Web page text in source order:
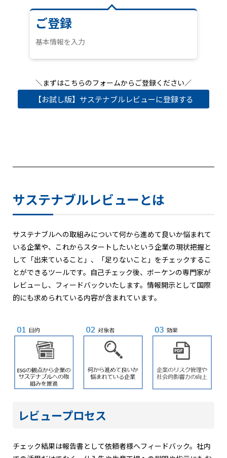
ご登録
基本情報を入力
＼まずはこちらのフォームからご登録ください／
【お試し版】サステナブルレビューに登録する
サステナブルレビューとは
サステナブルへの取組みについて何から進めて良いか悩まれて
いる企業や、これからスタートしたいという企業の現状把握と
して「出来ていること」、「足りないこと」をチェックするこ
とができるツールです。自己チェック後、ボーケンの専門家が
レビューし、フィードバックいたします。情報開示として国際
的にも求められている内容が含まれています。
レビュープロセス
チェック結果は報告書として依頼者様へフィードバック。社内